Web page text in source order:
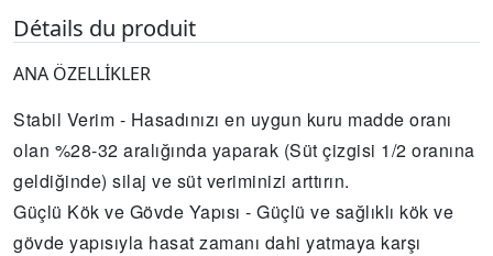
Détails du produit
ANA ÖZELLİKLER
Stabil Verim - Hasadınızı en uygun kuru madde oranı
olan %28-32 aralığında yaparak (Süt çizgisi 1/2 oranına
geldiğinde) silaj ve süt veriminizi arttırın.
Güçlü Kök ve Gövde Yapısı - Güçlü ve sağlıklı kök ve
gövde yapısıyla hasat zamanı dahi yatmaya karşı